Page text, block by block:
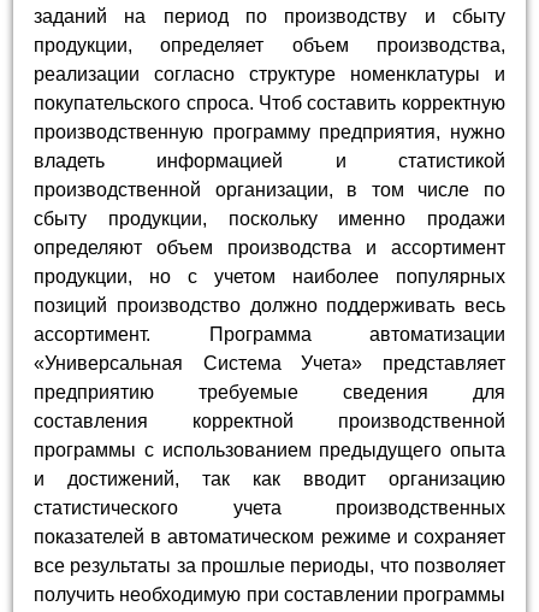
заданий на период по производству и сбыту
продукции, определяет объем производства,
реализации согласно структуре номенклатуры и
покупательского спроса. Чтоб составить корректную
производственную программу предприятия, нужно
владеть информацией и статистикой
производственной организации, в том числе по
сбыту продукции, поскольку именно продажи
определяют объем производства и ассортимент
продукции, но с учетом наиболее популярных
позиций производство должно поддерживать весь
ассортимент. Программа автоматизации
«Универсальная Система Учета» представляет
предприятию требуемые сведения для
составления корректной производственной
программы с использованием предыдущего опыта
и достижений, так как вводит организацию
статистического учета производственных
показателей в автоматическом режиме и сохраняет
все результаты за прошлые периоды, что позволяет
получить необходимую при составлении программы